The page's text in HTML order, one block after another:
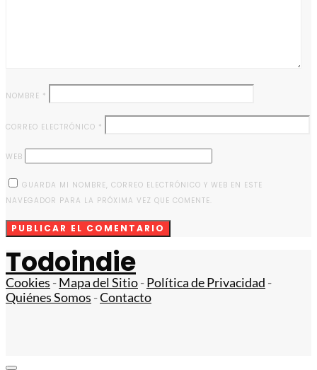
NOMBRE *
CORREO ELECTRÓNICO *
WEB
GUARDA MI NOMBRE, CORREO ELECTRÓNICO Y WEB EN ESTE
NAVEGADOR PARA LA PRÓXIMA VEZ QUE COMENTE.
Todoindie
Cookies -Mapa del Sitio-Política de Privacidad -
Quiénes Somos -Contacto